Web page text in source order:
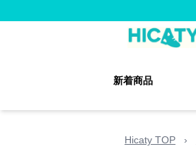
新着商品
Hicaty TOP ›